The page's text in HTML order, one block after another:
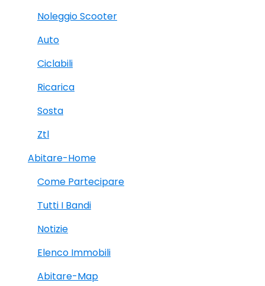
Noleggio Scooter
Auto
Ciclabili
Ricarica
Sosta
Ztl
Abitare-Home
Come Partecipare
Tutti I Bandi
Notizie
Elenco Immobili
Abitare-Map